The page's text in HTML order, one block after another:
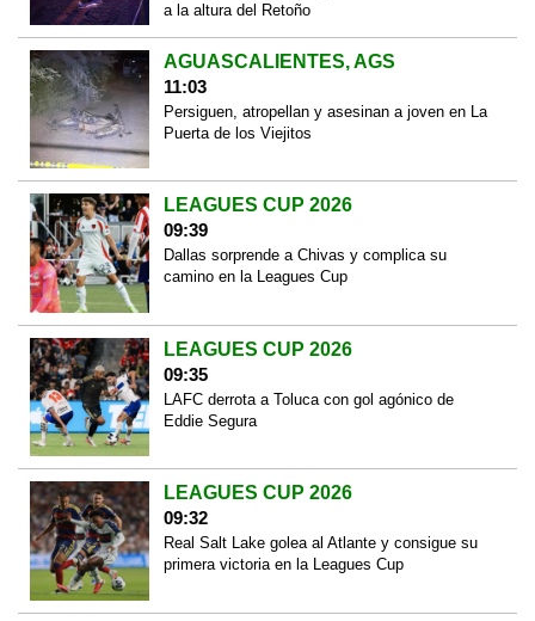
a la altura del Retoño
AGUASCALIENTES, AGS
11:03
Persiguen, atropellan y asesinan a joven en La
Puerta de los Viejitos
LEAGUES CUP 2026
09:39
Dallas sorprende a Chivas y complica su
camino en la Leagues Cup
LEAGUES CUP 2026
09:35
LAFC derrota a Toluca con gol agónico de
Eddie Segura
LEAGUES CUP 2026
09:32
Real Salt Lake golea al Atlante y consigue su
primera victoria en la Leagues Cup